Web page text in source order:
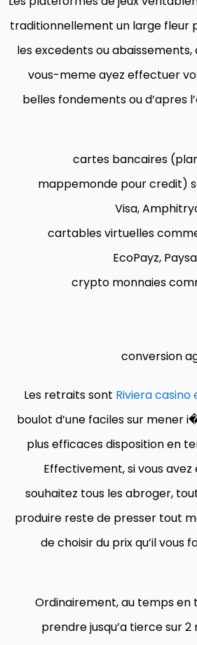
traditionnellement un large fleur
les excedents ou
vous-meme ayez effectuer
belles fondements ou d’apres
cartes bancaires
mappemonde pour credit)
Visa,
cartables virtuelles
EcoPayz,
crypto monnaies
conversion
Les retraits sont Riviera casino
boulot d’une faciles sur mener
plus efficaces disposition en
Effectivement, si vous avez
souhaitez tous les abroger,
produire reste de presser tout
de choisir du prix qu’il vous
Ordinairement, au temps en
prendre jusqu’a tierce sur